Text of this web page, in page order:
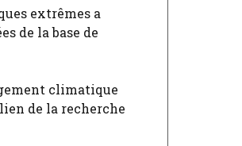
extrêmes a
de la base de
climatique
de la recherche